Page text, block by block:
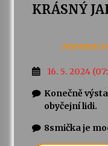
KRÁSNÝ
Anonym
16. 5. 2024
Konečně
obyčejní lidi.
8smička je